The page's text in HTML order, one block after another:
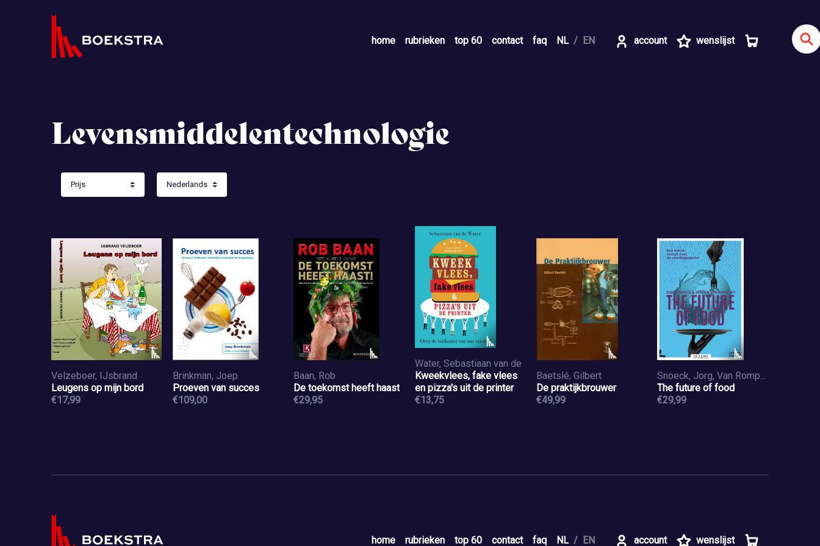
home rubrieken top 60 contact faq NL EN account wenslijst
Levensmiddelentechnologie
Velzeboer, IJsbrand
Leugens op mijn bord
€17,99
Brinkman, Joep
Proeven van succes
€109,00
Baan, Rob
De toekomst heeft haast
€29,95
Water, Sebastiaan van de
Kweekvlees, fake vlees
en pizza's uit de printer
€13,75
Baetslé, Gilbert
De praktijkbrouwer
€49,99
Snoeck, Jorg, Van Rompaey, Stefan
The future of food
€29,99
home rubrieken top 60 contact faq NL EN account wenslijst